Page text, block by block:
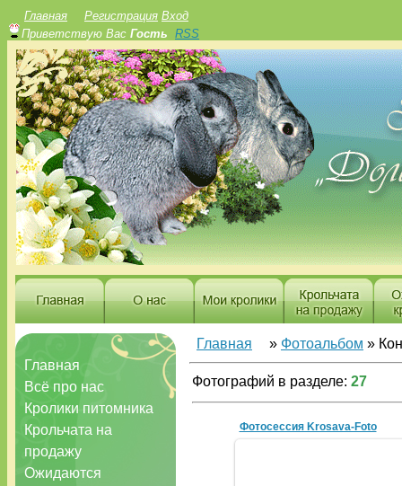
Главная Регистрация Вход
Приветствую Вас Гость RSS
Главная
Всё про нас
Кролики питомника
Крольчата на
продажу
Ожидаются
Главная » Фотоальбом »
Фотографий в разделе: 27
Фотосессия Krosava-Foto